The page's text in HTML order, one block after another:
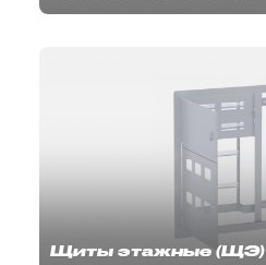
Щиты этажные (ЩЭ)